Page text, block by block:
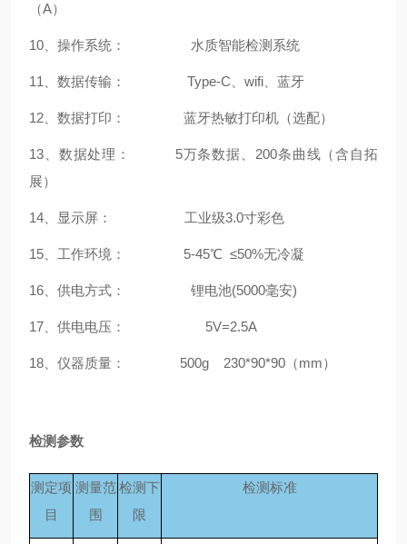
（A）
10、操作系统： 水质智能检测系统
11、数据传输： Type-C 、wifi、蓝牙
12、数据打印： 蓝牙热敏打印机（选配）
13、数据处理： 5万条数据、200条曲线（含自拓
展）
14、显示屏： 工业级3.0寸彩色
15、工作环境： 5-45℃ ≤50%无冷凝
16、供电方式： 锂电池(5000毫安)
17、供电电压： 5V=2.5A
18、仪器质量： 500g 230*90*90（mm）
检测参数
测定项
目
测量范
围
检测下
限
检测标准